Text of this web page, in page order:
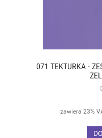
071 TEKTURKA -
zawiera 23%